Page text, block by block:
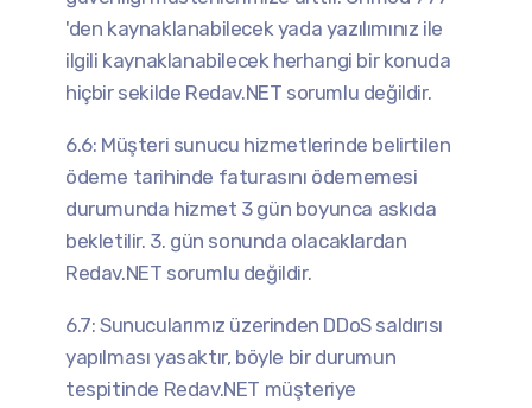
'den kaynaklanabilecek yada yazılımınız ile
ilgili kaynaklanabilecek herhangi bir konuda
hiçbir sekilde Redav.NET sorumlu değildir.
6.6: Müşteri sunucu hizmetlerinde belirtilen
ödeme tarihinde faturasını ödememesi
durumunda hizmet 3 gün boyunca askıda
bekletilir. 3. gün sonunda olacaklardan
Redav.NET sorumlu değildir.
6.7: Sunucularımız üzerinden DDoS saldırısı
yapılması yasaktır, böyle bir durumun
tespitinde Redav.NET müşteriye